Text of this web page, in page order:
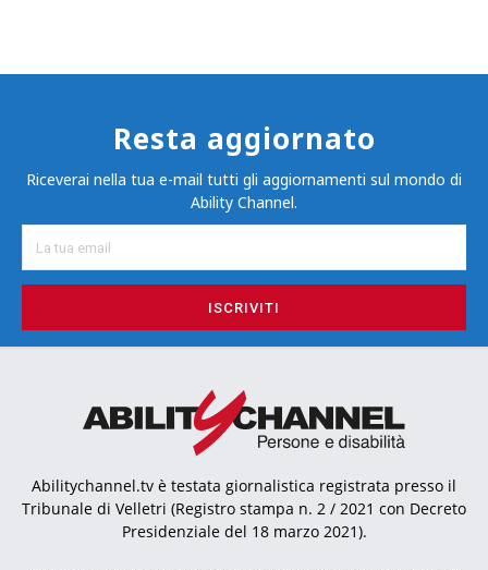
Resta aggiornato
Riceverai nella tua e-mail tutti gli aggiornamenti sul mondo di
Ability Channel.
ISCRIVITI
Abilitychannel.tv è testata giornalistica registrata presso il
Tribunale di Velletri (Registro stampa n. 2 / 2021 con Decreto
Presidenziale del 18 marzo 2021).